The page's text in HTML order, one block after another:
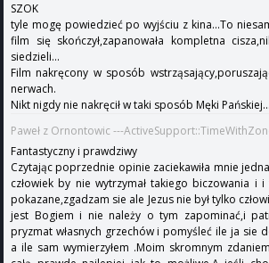
SZOK
tyle mogę powiedzieć po wyjściu z kina...To
film się skończył,zapanowała kompletna
siedzieli...
Film nakręcony w sposób
nerwach.
Nikt nigdy nie nakręcił w taki sposób Męki Pańskiej...
Paweł z Ornontowic ---
Fantastyczny i prawdziwy
Czytając poprzednie opinie zaciekawiła mnie
człowiek by nie wytrzymał takiego biczowania i
pokazane,zgadzam sie ale Jezus nie był tylko
jest Bogiem i nie należy o tym zapominać,i
pryzmat własnych grzechów i pomyśleć ile ja sie
a ile sam wymierzyłem .Moim skromnym